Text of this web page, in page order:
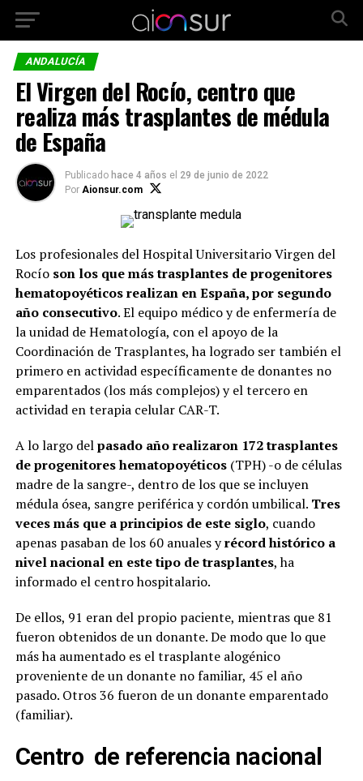
ANDALUCÍA
El Virgen del Rocío, centro que
realiza más trasplantes de médula
de España
Publicado hace 4 años el 29 de junio de 2022
Por Aionsur.com
Los profesionales del Hospital Universitario Virgen del
Rocíoson los que más trasplantes de progenitores
hematopoyéticos realizan en España, por segundo
año consecutivo. El equipo médico y de enfermería de
la unidad de Hematología, con el apoyo de la
Coordinación de Trasplantes, ha logrado ser también el
primero en actividad específicamente de donantes no
emparentados (los más complejos) y el tercero en
actividad en terapia celular CAR-T.
A lo largo delpasado año realizaron 172 trasplantes
de progenitores hematopoyéticos(TPH) -o de células
madre de la sangre-, dentro de los que se incluyen
médula ósea, sangre periférica y cordón umbilical. Tres
veces más que a principios de este siglo, cuando
apenas pasaban de los 60 anuales yrécord histórico a
nivel nacional en este tipo de trasplantes, ha
informado el centro hospitalario.
De ellos, 91 eran del propio paciente, mientras que 81
fueron obtenidos de un donante. De modo que lo que
más ha aumentado es el trasplante alogénico
proveniente de un donante no familiar, 45 el año
pasado. Otros 36 fueron de un donante emparentado
(familiar).
Centro de referencia nacional